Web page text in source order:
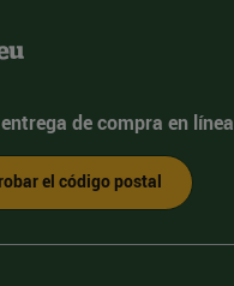
de compra en línea
el código postal